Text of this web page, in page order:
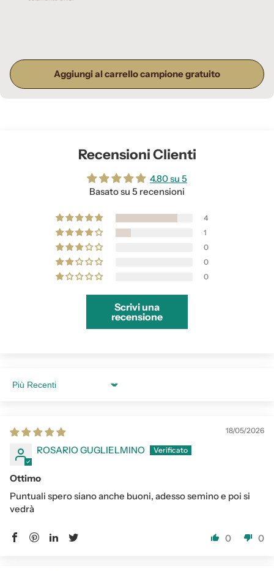
Aggiungi al carrello campione gratuito
Recensioni Clienti
4.80 su 5
Basato su 5 recensioni
4
1
0
0
0
Scrivi una
recensione
Sort by
18/05/2026
ROSARIO GUGLIELMINO
Ottimo
Puntuali spero siano anche buoni, adesso semino e poi si
vedrà
0 0